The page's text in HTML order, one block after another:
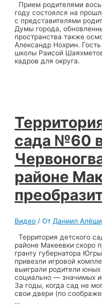
Прием родителями
году состоялся на
с представителями
Думы города,
пространства также
Александр Нохрин.
школы Раисой
кадров для округа.
сада №60
районе
Видео / От Даниил
Территория детского
районе Макеевки скоро
гранту губернатора
привезли игровой
выиграли родители
социально — значимых
За годы, когда сад не
свои двери (по
…